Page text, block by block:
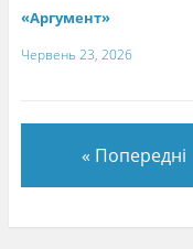
«Аргумент»
Червень 23, 2026
« Попередні